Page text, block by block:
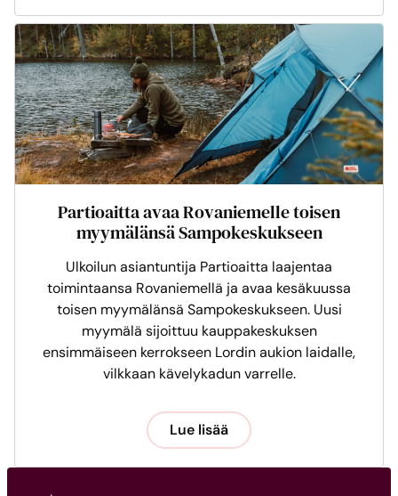
Partioaitta avaa Rovaniemelle toisen
myymälänsä Sampokeskukseen
Ulkoilun asiantuntija Partioaitta laajentaa
toimintaansa Rovaniemellä ja avaa kesäkuussa
toisen myymälänsä Sampokeskukseen. Uusi
myymälä sijoittuu kauppakeskuksen
ensimmäiseen kerrokseen Lordin aukion laidalle,
vilkkaan kävelykadun varrelle.
Lue lisää